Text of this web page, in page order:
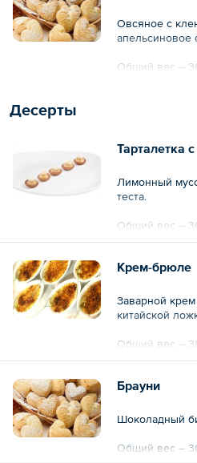
Овсяное с
апельсиновое
Общий вес –
Десерты
Тарталетка
Лимонный
теста.
Общий вес –
Крем-брюле
Заварной
китайской
Общий вес –
Брауни
Шоколадный
Общий вес –